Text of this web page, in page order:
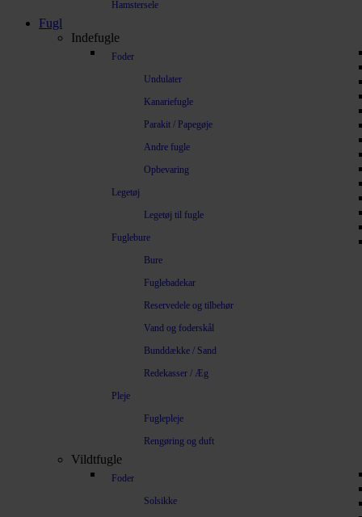
Hamstersele
Fugl
Indefugle
Foder
Undulater
Kanariefugle
Parakit / Papegøje
Andre fugle
Opbevaring
Legetøj
Legetøj til fugle
Fuglebure
Bure
Fuglebadekar
Reservedele og tilbehør
Vand og foderskål
Bunddække / Sand
Redekasser / Æg
Pleje
Fuglepleje
Rengøring og duft
Vildtfugle
Foder
Solsikke